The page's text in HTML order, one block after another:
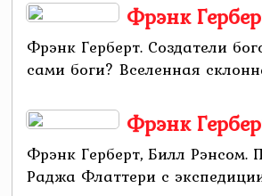
Фрэнк
Фрэнк Герберт. Создатели
сами боги? Вселенная
Фрэнк
Фрэнк Герберт, Билл
Раджа Флаттери с